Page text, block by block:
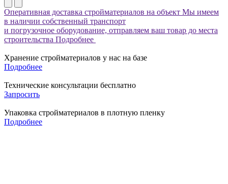
Оперативная доставка стройматериалов на объект Мы имеем
в наличии собственный транспорт
и погрузочное оборудование, отправляем ваш товар до места
строительства Подробнее
Хранение стройматериалов у нас на базе
Подробнее
Технические консультации бесплатно
Запросить
Упаковка стройматериалов в плотную пленку
Подробнее